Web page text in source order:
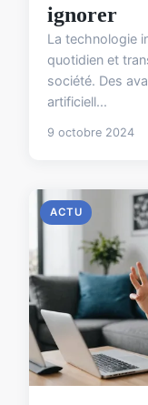
ignorer
La technologie
quotidien et
société. Des
artificiell...
9 octobre 2024
ACTU